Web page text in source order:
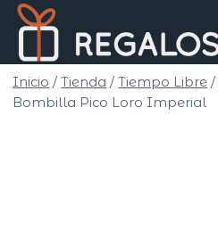
Saltar
contenido
Inicio / Tienda / Tiempo Libre /
Bombilla Pico Loro Imperial